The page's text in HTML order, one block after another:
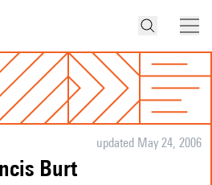
updated May 24, 2006
Burt